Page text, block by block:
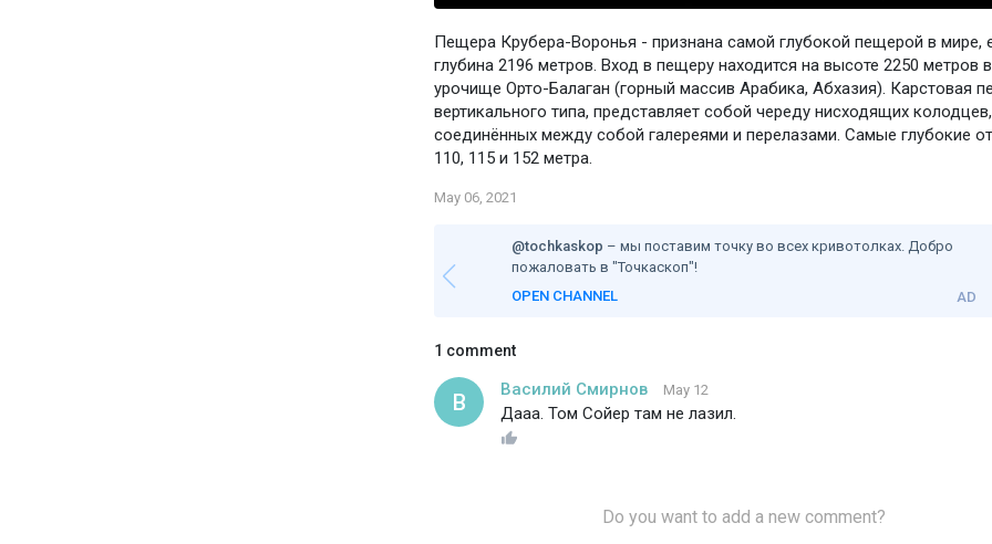
Пещера Крубера-Воронья - признана самой глубокой пещерой в мире,
глубина 2196 метров. Вход в пещеру находится на высоте 2250 метров в
урочище Орто-Балаган (горный массив Арабика, Абхазия). Карстовая
вертикального типа, представляет собой череду нисходящих колодцев,
соединённых между собой галереями и перелазами. Самые глубокие
110, 115 и 152 метра.
May 06, 2021
@tochkaskop – мы поставим точку во всех кривотолках. Добро
пожаловать в "Точкаскоп"!
AD
OPEN CHANNEL
1 comment
Василий Смирнов May 12
Дааа. Том Сойер там не лазил.
Do you want to add a new comment?